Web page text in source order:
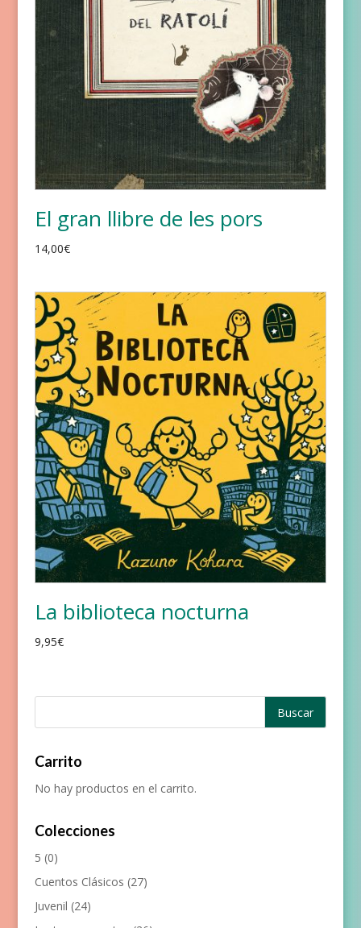
El gran llibre de les pors
14,00€
La biblioteca nocturna
9,95€
Carrito
No hay productos en el carrito.
Colecciones
5 (0)
Cuentos Clásicos (27)
Juvenil (24)